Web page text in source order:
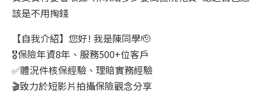
該是不用掏錢
【自我介紹】您好! 我是陳同學🫡
🎖️保險年資8年、服務500+位客戶
✅體況件核保經驗、理賠實務經驗
🎬致力於短影片拍攝保險觀念分享